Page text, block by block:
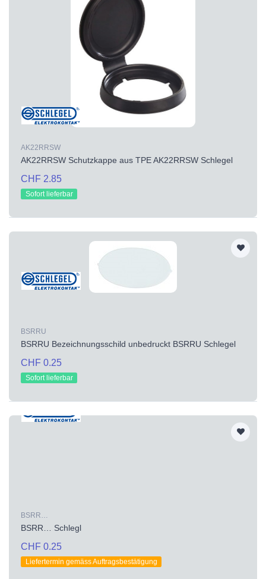
AK22RRSW
AK22RRSW Schutzkappe aus TPE AK22RRSW Schlegel
CHF 2.85
Sofort lieferbar
BSRRU
BSRRU Bezeichnungsschild unbedruckt BSRRU Schlegel
CHF 0.25
Sofort lieferbar
BSRR…
BSRR… Schlegl
CHF 0.25
Liefertermin gemäss Auftragsbestätigung